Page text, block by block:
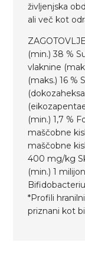
življenjska
ali več kot
(min.) 38 %
vlaknine
(maks.) 16 %
(min.) 1,7 %
maščobne
maščobne
400 mg/kg
(min.) 1
*Profili
priznani kot